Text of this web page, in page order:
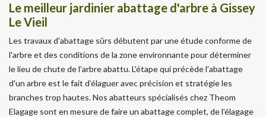
Le meilleur jardinier abattage d'arbre à Gissey
Le Vieil
Les travaux d'abattage sûrs débutent par une étude conforme de
l'arbre et des conditions de la zone environnante pour déterminer
le lieu de chute de l’arbre abattu. L'étape qui précède l'abattage
d'un arbre est le fait d’élaguer avec précision et stratégie les
branches trop hautes. Nos abatteurs spécialisés chez Theom
Elagage sont en mesure de faire un abattage complet, de l’élagage